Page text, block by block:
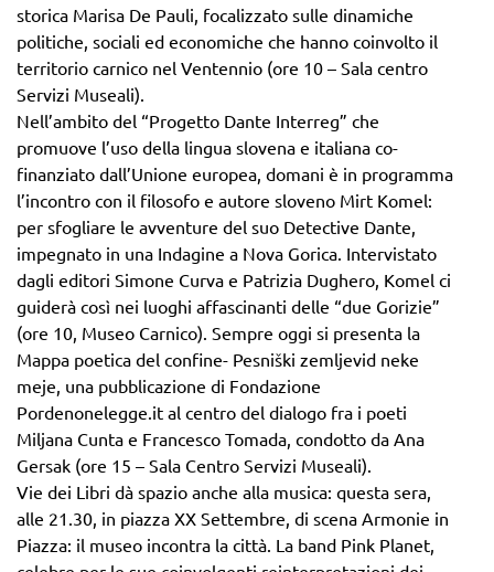
storica Marisa De Pauli, focalizzato sulle dinamiche
politiche, sociali ed economiche che hanno coinvolto il
territorio carnico nel Ventennio (ore 10 – Sala centro
Servizi Museali).
Nell’ambito del “Progetto Dante Interreg” che
promuove l’uso della lingua slovena e italiana co-
finanziato dall’Unione europea, domani è in programma
l’incontro con il filosofo e autore sloveno Mirt Komel:
per sfogliare le avventure del suo Detective Dante,
impegnato in una Indagine a Nova Gorica. Intervistato
dagli editori Simone Curva e Patrizia Dughero, Komel ci
guiderà così nei luoghi affascinanti delle “due Gorizie”
(ore 10, Museo Carnico). Sempre oggi si presenta la
Mappa poetica del confine- Pesniški zemljevid neke
meje, una pubblicazione di Fondazione
Pordenonelegge.it al centro del dialogo fra i poeti
Miljana Cunta e Francesco Tomada, condotto da Ana
Gersak (ore 15 – Sala Centro Servizi Museali).
Vie dei Libri dà spazio anche alla musica: questa sera,
alle 21.30, in piazza XX Settembre, di scena Armonie in
Piazza: il museo incontra la città. La band Pink Planet,